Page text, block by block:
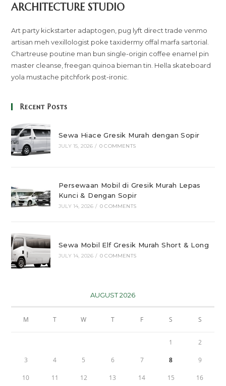
ARCHITECTURE STUDIO
Art party kickstarter adaptogen, pug lyft direct trade venmo
artisan meh vexillologist poke taxidermy offal marfa sartorial.
Chartreuse poutine man bun single-origin coffee enamel pin
master cleanse, freegan quinoa bieman tin. Hella skateboard
yola mustache pitchfork post-ironic.
Recent Posts
Sewa Hiace Gresik Murah dengan Sopir
JULY 15, 2026 / 0 COMMENTS
Persewaan Mobil di Gresik Murah Lepas
Kunci & Dengan Sopir
JULY 14, 2026 / 0 COMMENTS
Sewa Mobil Elf Gresik Murah Short & Long
JULY 14, 2026 / 0 COMMENTS
AUGUST 2026
M T W T F S S
1 2
3 4 5 6 7 8 9
10 11 12 13 14 15 16